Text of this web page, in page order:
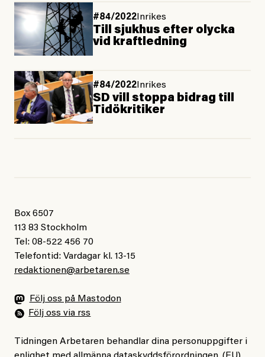
#84/2022 Inrikes
Till sjukhus efter olycka
vid kraftledning
#84/2022 Inrikes
SD vill stoppa bidrag till
Tidökritiker
Box 6507
113 83 Stockholm
Tel: 08-522 456 70
Telefontid: Vardagar kl. 13-15
redaktionen@arbetaren.se
Följ oss på Mastodon
Följ oss via rss
Tidningen Arbetaren behandlar dina personuppgifter i